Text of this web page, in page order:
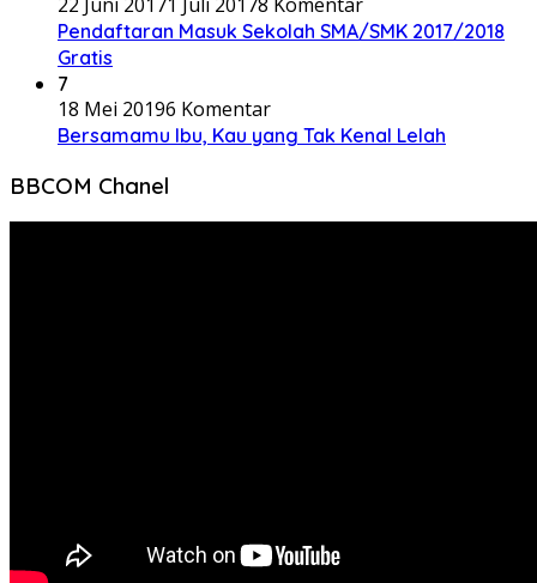
Pendaftaran Masuk Sekolah SMA/SMK 2017/2018
Gratis
7
18 Mei 20196 Komentar
Bersamamu Ibu, Kau yang Tak Kenal Lelah
BBCOM Chanel